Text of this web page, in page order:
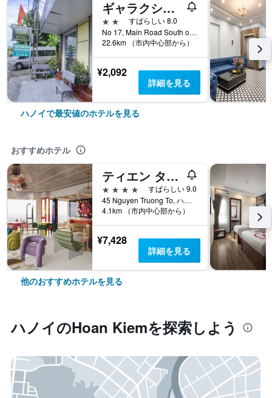
ギャラクシー エアポート ホテル
2つ星
すばらしい 8.0
No 17, Main Road South of Dien Xa Village, ハノイ, ベトナム
22.6km （市内中心部から）
¥2,092
詳細を見る
ハノイで最安値のホテルを見る
おすすめホテル
ティエン タイ ホテル
4つ星
すばらしい 9.0
45 Nguyen Truong To, ハノイ, ベトナム
4.1km （市内中心部から）
¥7,428
詳細を見る
他のおすすめホテルを見る
ハノイ​のHoan Kiem​を探索しよう